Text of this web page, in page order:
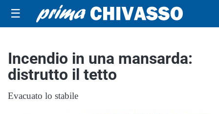
☰
Incendio in una mansarda:
distrutto il tetto
Evacuato lo stabile